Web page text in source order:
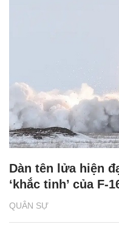
QUÂN SỰ
Dàn tên lửa hiện
‘khắc tinh’ của F-